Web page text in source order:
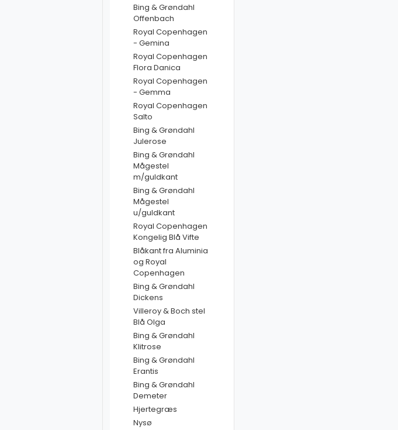
Bing & Grøndahl
Offenbach
Royal Copenhagen
- Gemina
Royal Copenhagen
Flora Danica
Royal Copenhagen
- Gemma
Royal Copenhagen
Salto
Bing & Grøndahl
Julerose
Bing & Grøndahl
Mågestel
m/guldkant
Bing & Grøndahl
Mågestel
u/guldkant
Royal Copenhagen
Kongelig Blå Vifte
Blåkant fra Aluminia
og Royal
Copenhagen
Bing & Grøndahl
Dickens
Villeroy & Boch stel
Blå Olga
Bing & Grøndahl
Klitrose
Bing & Grøndahl
Erantis
Bing & Grøndahl
Demeter
Hjertegræs
Nysø